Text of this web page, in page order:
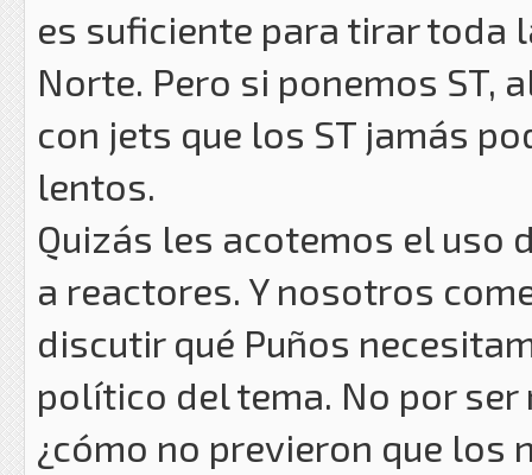
es suficiente para tirar toda
Norte. Pero si ponemos ST,
con jets que los ST jamás
lentos.
Quizás les acotemos el uso
a reactores. Y nosotros
discutir qué Puños
político del tema. No por
¿cómo no previeron que